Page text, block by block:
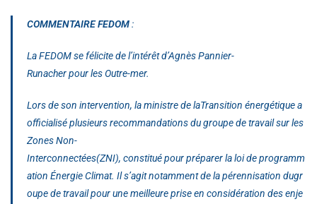
COMMENTAIRE FEDOM:
La FEDOM se félicite de l’intérêt d’Agnès Pannier-
Runacher pour les Outre-mer.
Lors de son intervention, la ministre de laTransition énergétique a
officialisé plusieurs recommandations du groupe de travail sur les
Zones Non-
Interconnectées(ZNI), constitué pour préparer la loi de programm
ation Énergie Climat. Il s’agit notamment de la pérennisation dugr
oupe de travail pour une meilleure prise en considération des enje